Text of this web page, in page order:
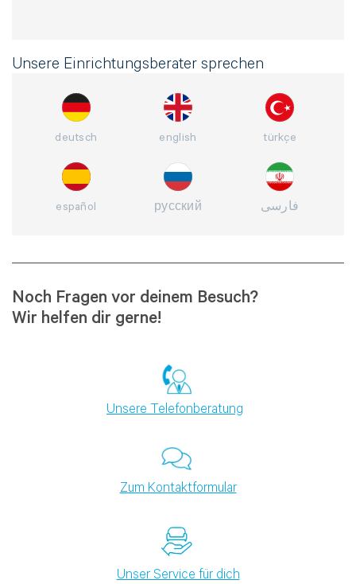
Unsere Einrichtungsberater sprechen
deutsch english türkçe
español русский فارسی
Noch Fragen vor deinem Besuch?
Wir helfen dir gerne!
Unsere Telefonberatung
Zum Kontaktformular
Unser Service für dich